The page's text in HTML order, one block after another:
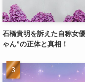
石橋貴明を訴えた自称女
ゃん”の正体と真相！